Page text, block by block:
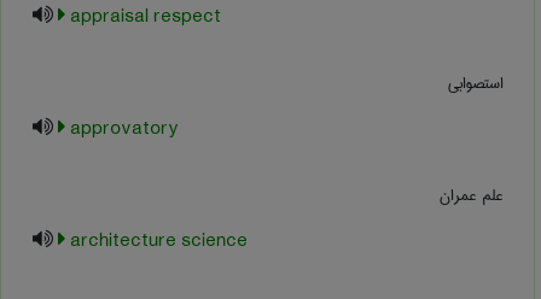
appraisal respect
استصوابی
approvatory
علم عمران
architecture science